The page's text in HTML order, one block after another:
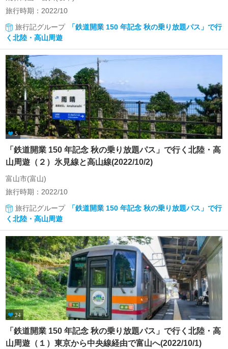
旅行時期：2022/10
旅行記グループ
「鉄道開業 150 年記念 秋の乗り放題パス」で行
く北陸・高山周遊
5
「鉄道開業 150 年記念 秋の乗り放題パス」で行く北陸・高
山周遊（２）氷見線と高山線(2022/10/2)
富山市(富山)
旅行時期：2022/10
旅行記グループ
「鉄道開業 150 年記念 秋の乗り放題パス」で行
く北陸・高山周遊
24
「鉄道開業 150 年記念 秋の乗り放題パス」で行く北陸・高
山周遊（１）東京から中央線経由で富山へ(2022/10/1)